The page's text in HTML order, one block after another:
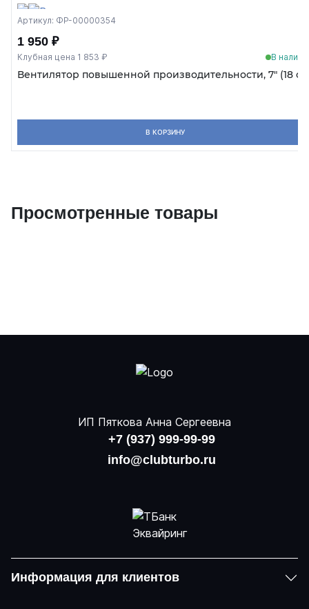
Артикул: ФР-00000354
1 950 ₽
Клубная цена 1 853 ₽ В
Вентилятор повышенной производительности, 7" (18
В КОРЗИНУ
Просмотренные товары
ИП Пяткова Анна Сергеевна
+7 (937) 999-99-99
info@clubturbo.ru
Информация для клиентов